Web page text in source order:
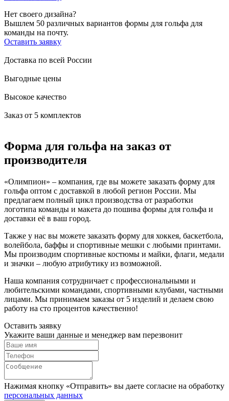
Нет своего дизайна?
Вышлем 50 различных вариантов формы для гольфа для
команды на почту.
Оставить заявку
Доставка по всей России
Выгодные цены
Высокое качество
Заказ от 5 комплектов
Форма для гольфа на заказ от
производителя
«Олимпион» – компания, где вы можете заказать форму для
гольфа оптом с доставкой в любой регион России. Мы
предлагаем полный цикл производства от разработки
логотипа команды и макета до пошива формы для гольфа и
доставки её в ваш город.
Также у нас вы можете заказать форму для хоккея, баскетбола,
волейбола, баффы и спортивные мешки с любыми принтами.
Мы производим спортивные костюмы и майки, флаги, медали
и значки – любую атрибутику из возможной.
Наша компания сотрудничает с профессиональными и
любительскими командами, спортивными клубами, частными
лицами. Мы принимаем заказы от 5 изделий и делаем свою
работу на сто процентов качественно!
Оставить заявку
Укажите ваши данные и менеджер вам перезвонит
Нажимая кнопку «Отправить» вы даете согласие на обработку
персональных данных